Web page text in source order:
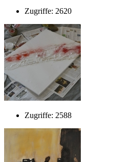
Zugriffe: 2620
Zugriffe: 2588